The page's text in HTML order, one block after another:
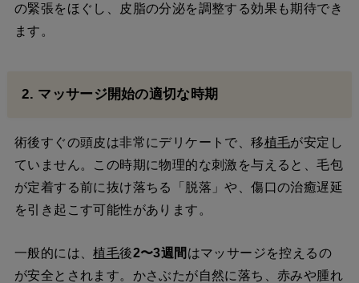
の緊張をほぐし、皮脂の分泌を調整する効果も期待でき
ます。
2. マッサージ開始の適切な時期
術後すぐの頭皮は非常にデリケートで、移植毛が安定し
ていません。この時期に物理的な刺激を与えると、毛包
が定着する前に抜け落ちる「脱落」や、傷口の治癒遅延
を引き起こす可能性があります。
一般的には、植毛後2〜3週間 はマッサージを控えるの
が安全とされます。かさぶたが自然に落ち、赤みや腫れ